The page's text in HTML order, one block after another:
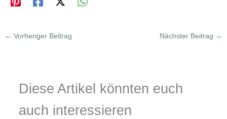
← Vorheriger Beitrag Nächster Beitrag →
Diese Artikel könnten euch
auch interessieren